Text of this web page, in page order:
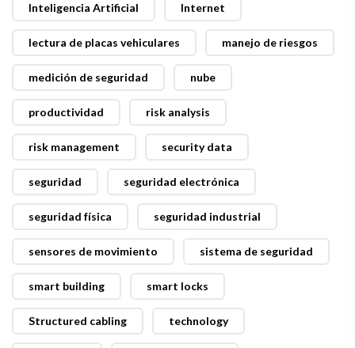
Inteligencia Artificial Internet
lectura de placas vehiculares manejo de riesgos
medición de seguridad nube
productividad risk analysis
risk management security data
seguridad seguridad electrónica
seguridad física seguridad industrial
sensores de movimiento sistema de seguridad
smart building smart locks
Structured cabling technology